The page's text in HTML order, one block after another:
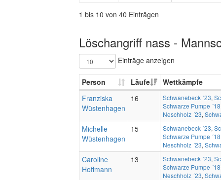
1 bis 10 von 40 Einträgen
Löschangriff nass -
Einträge anzeigen
Person Läufe
Wettkämpfe
Franziska
Wüstenhagen
16 Schwanebeck ´23,
Schwarze Pumpe ´18
Neschholz ´23,
Michelle
Wüstenhagen
15 Schwanebeck ´23,
Schwarze Pumpe ´18
Neschholz ´23,
Caroline
Hoffmann
13 Schwanebeck ´23,
Schwarze Pumpe ´18
Neschholz ´23,